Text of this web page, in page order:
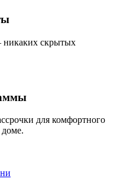
никаких скрытых
для комфортного